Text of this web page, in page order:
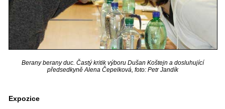
Berany berany duc. Častý kritik výboru Dušan Koštejn a dosluhující
předsedkyně Alena Čepelková, foto: Petr Jandík
Expozice